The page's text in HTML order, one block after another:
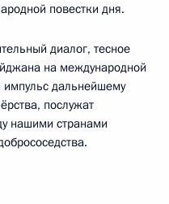
повестки дня.
диалог, тесное
на международной
импульс дальнейшему
послужат
нашими странами